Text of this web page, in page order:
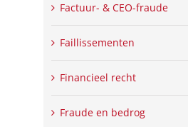
Factuur- & CEO-fraude
Faillissementen
Financieel recht
Fraude en bedrog